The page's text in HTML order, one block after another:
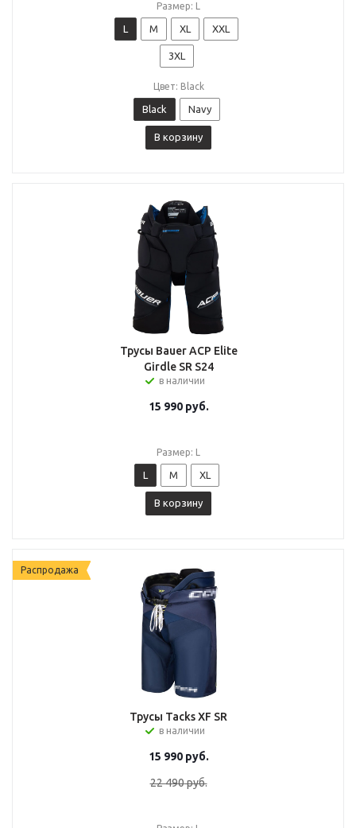
Размер: L
L M XL XXL
3XL
Цвет: Black
Black Navy
В корзину
Трусы Bauer ACP Elite
Girdle SR S24
в наличии
15 990руб.
Размер: L
L M XL
В корзину
Распродажа
Трусы Tacks XF SR
в наличии
15 990руб.
22 490руб.